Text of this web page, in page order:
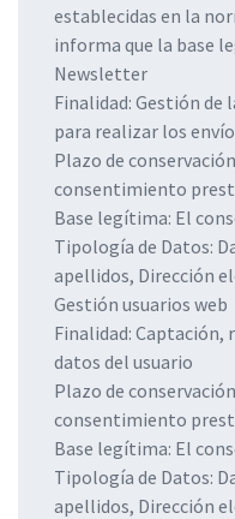
establecidas en la
informa que la base
Newsletter
Finalidad: Gestión de
para realizar los
Plazo de
consentimiento
Base legítima: El
Tipología de Datos:
apellidos, Dirección
Gestión usuarios web
Finalidad:
datos del usuario
Plazo de
consentimiento
Base legítima: El
Tipología de Datos:
apellidos, Dirección